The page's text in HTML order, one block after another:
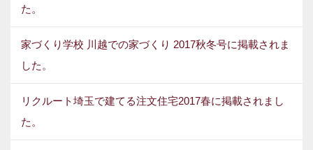
た。
家づくり学校 川越での家づくり 2017秋冬号に掲載されま
した。
リクルート埼玉で建てる注文住宅2017春に掲載されまし
た。